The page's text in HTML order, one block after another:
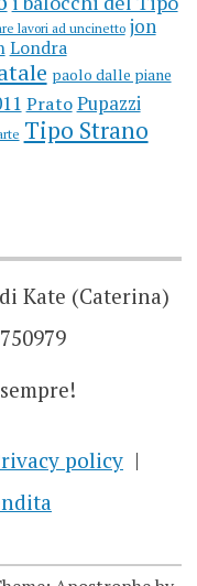
lavori ad uncinetto jon
Londra
paolo dalle piane
Prato Pupazzi
Tipo Strano
Kate (Caterina)
policy